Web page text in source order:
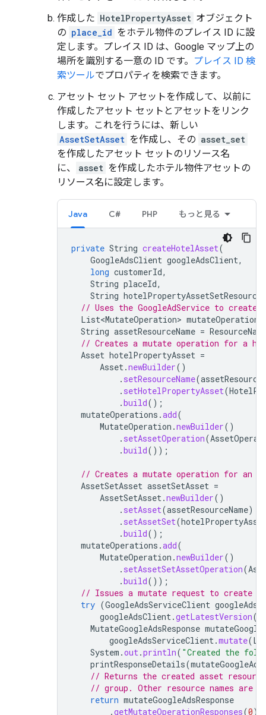
作成した HotelPropertyAsset オブジェクト
の place_id をホテル物件のプレイス ID に設
定します。プレイス ID は、Google マップ上の
場所を識別する一意の ID です。
プレイス ID 検
索ツールでプロパティを検索できます。
アセット セット アセットを作成して、以前に
作成したアセット セットとアセットをリンク
します。これを行うには、新しい
AssetSetAsset を作成し、その asset_set
を作成したアセット セットのリソース名
に、
asset を作成したホテル物件アセットの
リソース名に設定します。
Java C# PHP もっと見る
private String createHotelAsset(
GoogleAdsClient googleAdsClient,
long customerId,
String placeId,
String
// Uses the GoogleAdService to
List<MutateOperation> mutateOperations
String assetResourceName =
// Creates a mutate operation for a
Asset hotelPropertyAsset =
Asset.newBuilder()
. setResourceName(
. setHotelPropertyAsset(
.build();
mutateOperations .add(
MutateOperation .newBuilder()
. setAssetOperation(
.build());
// Creates a mutate operation for an
AssetSetAsset assetSetAsset =
AssetSetAsset.newBuilder()
. setAsset(assetResourceName)
. setAssetSet(
.build();
mutateOperations .add(
MutateOperation .newBuilder()
. setAssetSetAssetOperation(
.build());
// Issues a mutate request to create
try (GoogleAdsServiceClient
googleAdsClient.getLatestVersion
MutateGoogleAdsResponse
googleAdsServiceClient.mutate(
System .out.println( "Created the
printResponseDetails(
// Returns the created asset
// group. Other resource names are
return mutateGoogleAdsResponse
.getMutateOperationResponses(0)